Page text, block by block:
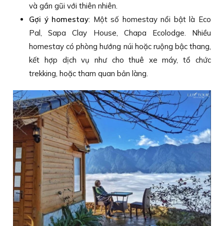
và gần gũi với thiên nhiên.
Gợi ý homestay: Một số homestay nổi bật là Eco
Pal, Sapa Clay House, Chapa Ecolodge. Nhiều
homestay có phòng hướng núi hoặc ruộng bậc thang,
kết hợp dịch vụ như cho thuê xe máy, tổ chức
trekking, hoặc tham quan bản làng.